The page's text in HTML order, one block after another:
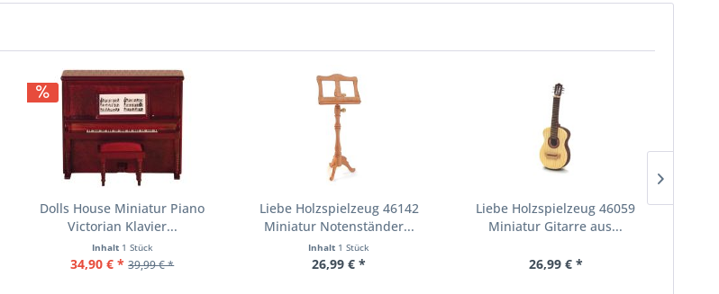
Dolls House Miniatur Piano
Victorian Klavier...
Inhalt 1 Stück
34,90 € * 39,99 € *
Liebe Holzspielzeug 46142
Miniatur Notenständer...
Inhalt 1 Stück
26,99 € *
Liebe Holzspielzeug 46059
Miniatur Gitarre aus...
26,99 € *